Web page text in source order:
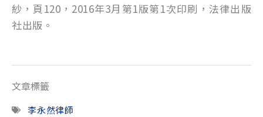
紗，頁120，2016年3月第1版第1次印刷，法律出版
社出版。
文章標籤
李永然律師